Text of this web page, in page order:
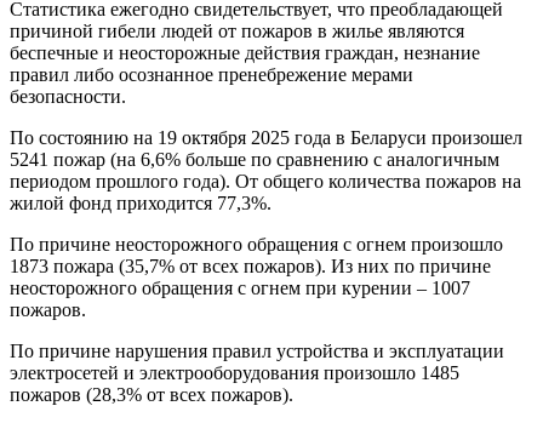
Статистика ежегодно свидетельствует, что преобладающей
причиной гибели людей от пожаров в жилье являются
беспечные и неосторожные действия граждан, незнание
правил либо осознанное пренебрежение мерами
безопасности.
По состоянию на 19 октября 2025 года в Беларуси произошел
5241 пожар (на 6,6% больше по сравнению с аналогичным
периодом прошлого года). От общего количества пожаров на
жилой фонд приходится 77,3%.
По причине неосторожного обращения с огнем произошло
1873 пожара (35,7% от всех пожаров). Из них по причине
неосторожного обращения с огнем при курении – 1007
пожаров.
По причине нарушения правил устройства и эксплуатации
электросетей и электрооборудования произошло 1485
пожаров (28,3% от всех пожаров).